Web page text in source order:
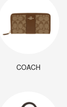
COACH